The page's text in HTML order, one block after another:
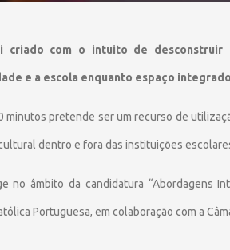
criado com o intuito de desconstruir
e a escola enquanto espaço
minutos pretende ser um recurso de
dentro e fora das instituições
no âmbito da candidatura “Abordagens
Portuguesa, em colaboração com a